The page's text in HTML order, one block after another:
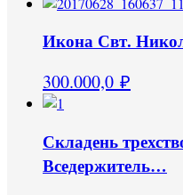
Икона Свт.
300.000,0 ₽
Складень
Вседержитель…